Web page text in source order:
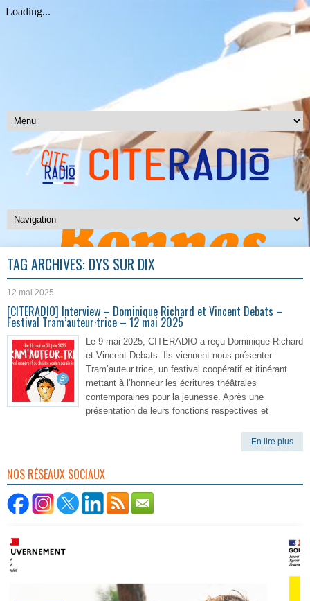
TAG ARCHIVES: DYS SUR DIX
12 mai 2025
[CITERADIO] Interview – Dominique Richard et Vincent Debats –
Festival Tram’auteur·trice – 12 mai 2025
Le 9 mai 2025, CITERADIO a reçu Dominique Richard
et Vincent Debats. Ils viennent nous présenter
Tram’auteur.trice, un festival coopératif et itinérant
mettant à l’honneur les écritures théâtrales
contemporaines pour la jeunesse. Après une
présentation de leurs fonctions respectives et
En lire plus
NOS RÉSEAUX SOCIAUX